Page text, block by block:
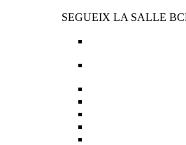
SEGUEIX LA SALLE